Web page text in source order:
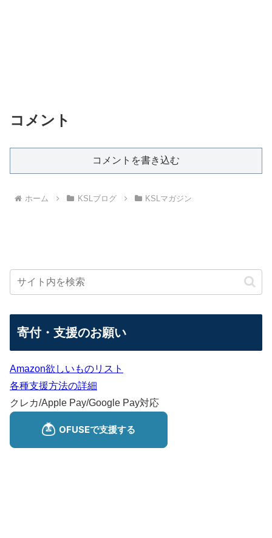
コメント
コメントを書き込む
ホーム KSLブログ KSLマガジン
寄付・支援のお願い
Amazon欲しいものリスト
各種支援方法の詳細
クレカ/Apple Pay/Google Pay対応